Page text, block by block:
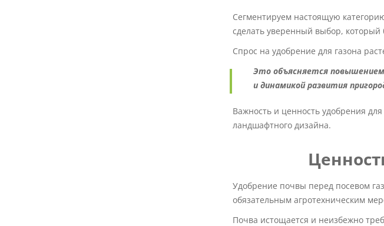
Сегментируем настоящую
сделать уверенный выбор, который
Спрос на удобрение для газона
Это объясняется
и динамикой развития
Важность и ценность удобрения
ландшафтного дизайна.
Удобрение почвы перед посевом
обязательным агротехническим
Почва истощается и неизбежно